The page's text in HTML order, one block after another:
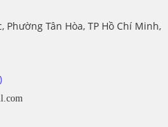
Phường Tân Hòa, TP Hồ Chí Minh,